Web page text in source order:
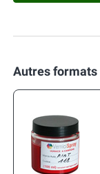
Autres formats